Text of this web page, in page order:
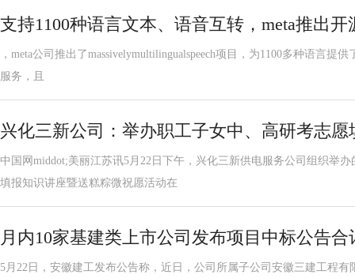
支持1100种语言文本、语音互转，meta推出开
，meta公司推出了massivelymultilingualspeech项目，为1100多种语言提
服务，且
兴化三新公司：举办职工子女中、高研考志愿
中国网middot;美丽江苏讯5月22日下午，兴化三新供电服务公司组织举
填报知识讲座暨送糕粽微祝愿活动在
月内10家基建类上市公司发布项目中标公告合
5月22日，安徽建工发布公告称，近日，公司所属子公司安徽三建工程